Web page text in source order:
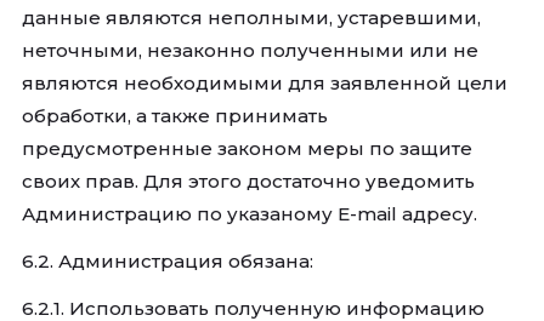
данные являются неполными, устаревшими,
неточными, незаконно полученными или не
являются необходимыми для заявленной цели
обработки, а также принимать
предусмотренные законом меры по защите
своих прав. Для этого достаточно уведомить
Администрацию по указаному E-mail адресу.
6.2. Администрация обязана:
6.2.1. Использовать полученную информацию